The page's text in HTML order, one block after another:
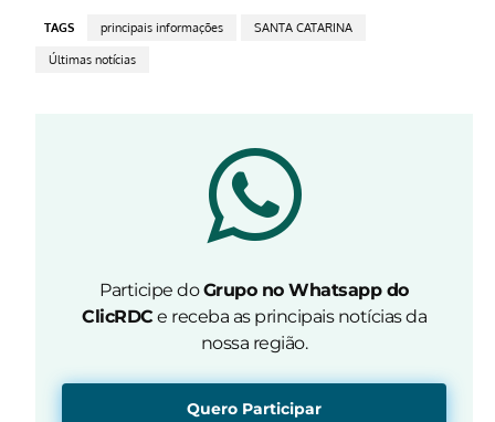
TAGS principais informações SANTA CATARINA
Últimas notícias
Participe doGrupo no Whatsapp do
ClicRDC e receba as principais notícias da
nossa região.
Quero Participar